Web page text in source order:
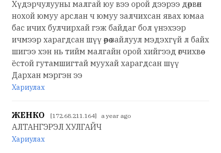
Хүдэрчулууны малгай юу вээ орой дээрээ дөрвөн
нохой юмуу арслан ч юмуу залчихсан явах юмаа
бас ичих булчирхай гэж байдаг бол үнэхээр
ичмээр харагдсан шүү өөрөө зайлуул мэдэхгүй л байх
шигээ хэн нь тийм малгайн орой хийгээд өгчихвөө
ёстой гутамшигтай муухай харагдсан шүү
Дархан мэргэн ээ
Хариулах
ЖЕНКО [172.68.211.164] a year ago
АЛТАНГЭРЭЛ ХУЛГАЙЧ
Хариулах